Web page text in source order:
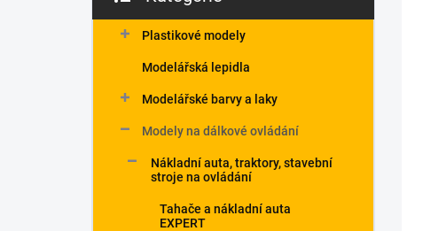
s
kategorie
Plastikové modely
Modelářská lepidla
Modelářské barvy a laky
Modely na dálkové ovládání
Nákladní auta, traktory, stavební
stroje na ovládání
Tahače a nákladní auta
EXPERT